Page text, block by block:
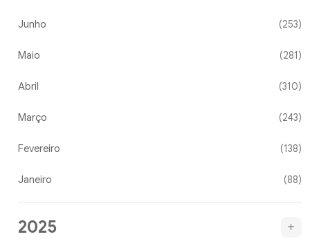
Junho (253)
Maio (281)
Abril (310)
Março (243)
Fevereiro (138)
Janeiro (88)
2025